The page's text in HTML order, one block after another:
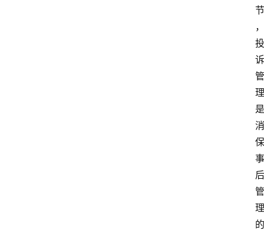
节
，
投
诉
管
理
是
消
保
事
后
管
理
的